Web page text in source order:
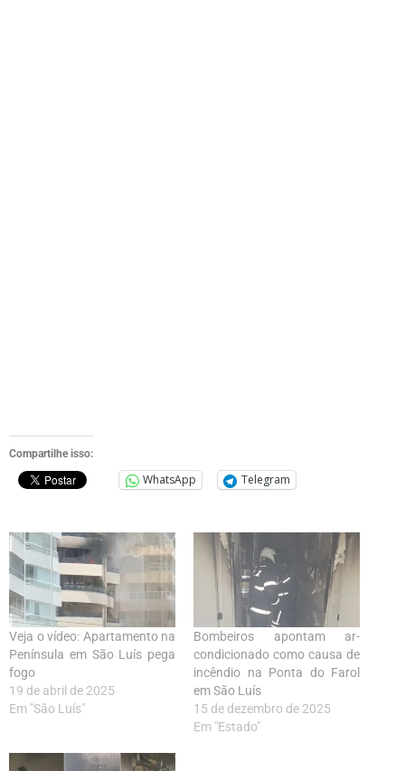
Compartilhe isso:
WhatsApp Telegram
Veja o vídeo: Apartamento na
Península em São Luís pega
fogo
19 de abril de 2025
Em "São Luís"
Bombeiros apontam ar-
condicionado como causa de
incêndio na Ponta do Farol
em São Luís
15 de dezembro de 2025
Em "Estado"